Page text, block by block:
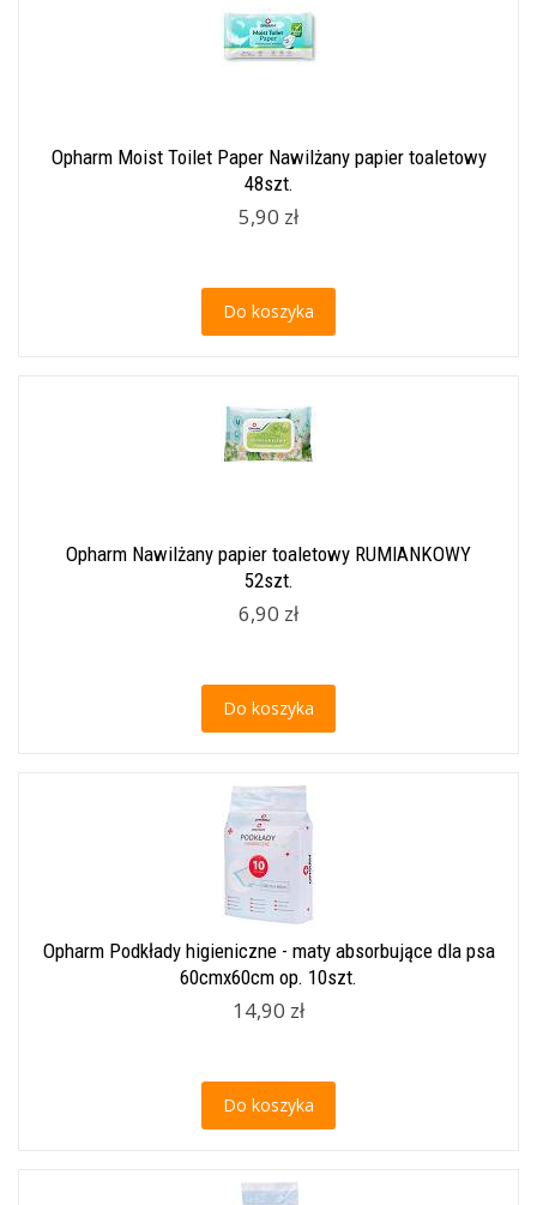
Opharm Moist Toilet Paper Nawilżany papier toaletowy
48szt.
5,90 zł
Do koszyka
Opharm Nawilżany papier toaletowy RUMIANKOWY
52szt.
6,90 zł
Do koszyka
Opharm Podkłady higieniczne - maty absorbujące dla psa
60cmx60cm op. 10szt.
14,90 zł
Do koszyka